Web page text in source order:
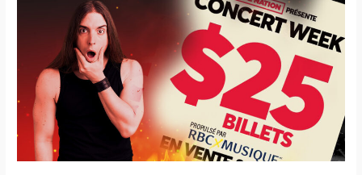
concerts
de
retour
en
mai